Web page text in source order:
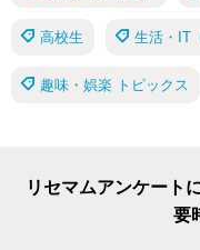
高校生 生活・IT
趣味・娯楽 トピックス
リセマムアンケート
要